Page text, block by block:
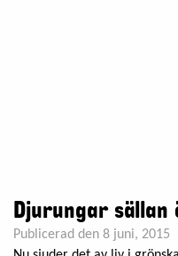
Djurungar sällan
Publicerad den 8 juni, 2015